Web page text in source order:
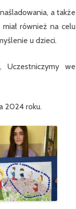
a także
miał również na celu
u dzieci.
Uczestniczymy we
2024 roku.